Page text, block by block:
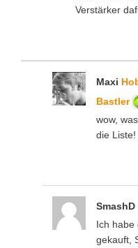
Verstärker
Maxi
Bastler
wow,
die Liste!
SmashD
Ich habe
gekauft,